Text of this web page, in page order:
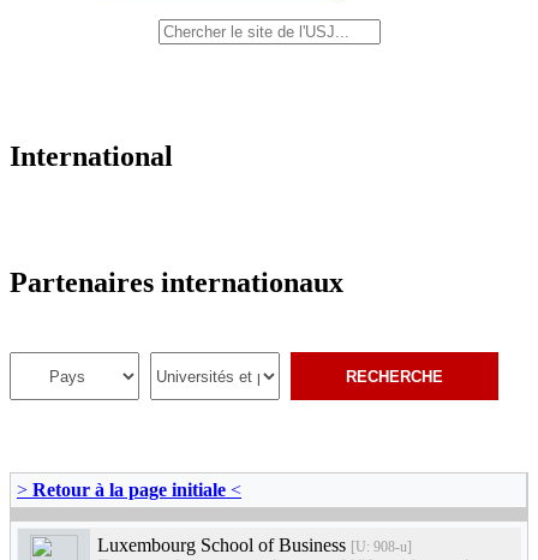
International
Partenaires internationaux
> Retour à la page initiale <
Luxembourg School of Business [U: 908-u]